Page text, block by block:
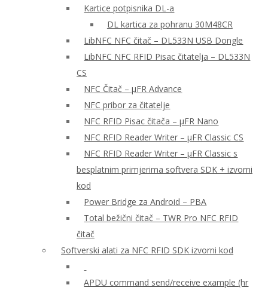
Kartice potpisnika DL-a
DL kartica za pohranu 30M48CR
LibNFC NFC čitač – DL533N USB Dongle
LibNFC NFC RFID Pisac čitatelja – DL533N
CS
NFC Čitač – μFR Advance
NFC pribor za čitatelje
NFC RFID Pisac čitača – μFR Nano
NFC RFID Reader Writer – μFR Classic CS
NFC RFID Reader Writer – μFR Classic s
besplatnim primjerima softvera SDK + izvorni
kod
Power Bridge za Android – PBA
Total bežični čitač – TWR Pro NFC RFID
čitač
Softverski alati za NFC RFID SDK izvorni kod
APDU command send/receive example (hr